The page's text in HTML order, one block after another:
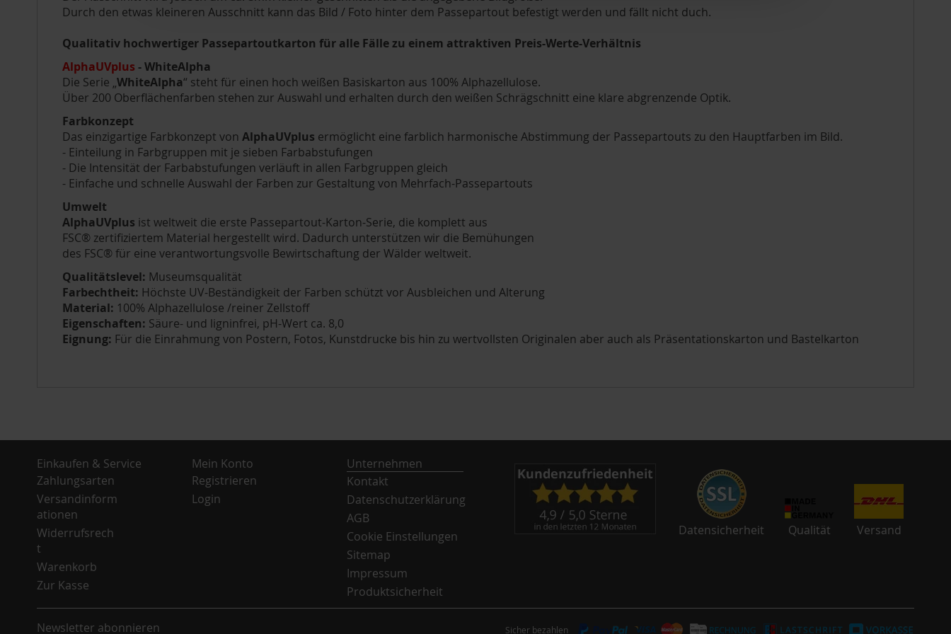
Durch den etwas kleineren Ausschnitt kann das Bild / Foto hinter dem Passepartout befestigt werden und fällt nicht duch.
Qualitativ hochwertiger Passepartoutkarton für alle Fälle zu einem attraktiven Preis-Werte-Verhältnis
AlphaUVplus - WhiteAlpha
Die Serie „WhiteAlpha“ steht für einen hoch weißen Basiskarton aus 100% Alphazellulose.
Über 200 Oberflächenfarben stehen zur Auswahl und erhalten durch den weißen Schrägschnitt eine klare abgrenzende Optik.
Farbkonzept
Das einzigartige Farbkonzept von AlphaUVplus ermöglicht eine farblich harmonische Abstimmung der Passepartouts zu den Hauptfarben im Bild.
- Einteilung in Farbgruppen mit je sieben Farbabstufungen
- Die Intensität der Farbabstufungen verläuft in allen Farbgruppen gleich
- Einfache und schnelle Auswahl der Farben zur Gestaltung von Mehrfach-Passepartouts
Umwelt
AlphaUVplus ist weltweit die erste Passepartout-Karton-Serie, die komplett aus
FSC® zertifiziertem Material hergestellt wird. Dadurch unterstützen wir die Bemühungen
des FSC® für eine verantwortungsvolle Bewirtschaftung der Wälder weltweit.
Qualitätslevel: Museumsqualität
Farbechtheit: Höchste UV-Beständigkeit der Farben schützt vor Ausbleichen und Alterung
Material: 100% Alphazellulose /reiner Zellstoff
Eigenschaften: Säure- und ligninfrei, pH-Wert ca. 8,0
Eignung: Für die Einrahmung von Postern, Fotos, Kunstdrucke bis hin zu wertvollsten Originalen aber auch als Präsentationskarton und Bastelkarton
Einkaufen & Service
Zahlungsarten
Versandinform
ationen
Widerrufsrech
t
Warenkorb
Zur Kasse
Mein Konto
Registrieren
Login
Unternehmen
Kontakt
Datenschutzerklärung
AGB
Cookie Einstellungen
Sitemap
Impressum
Produktsicherheit
Datensicherheit Qualität Versand
Newsletter abonnieren Sicher bezahlen